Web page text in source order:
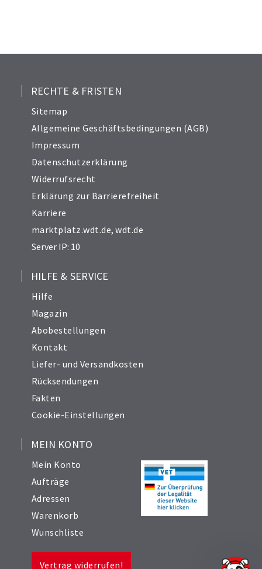
RECHTE & FRISTEN
Sitemap
Allgemeine Geschäftsbedingungen (AGB)
Impressum
Datenschutzerklärung
Widerrufsrecht
Erklärung zur Barrierefreiheit
Karriere
marktplatz.wdt.de,wdt.de
Server IP: 10
HILFE & SERVICE
Hilfe
Magazin
Abobestellungen
Kontakt
Liefer- und Versandkosten
Rücksendungen
Fakten
Cookie-Einstellungen
MEIN KONTO
Mein Konto
Aufträge
Adressen
Warenkorb
Wunschliste
Vertrag widerrufen!